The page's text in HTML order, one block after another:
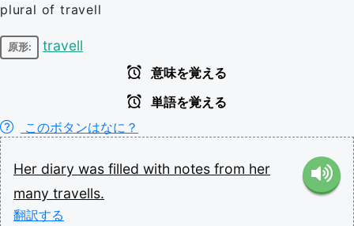
plural of travell
原形: travell
意味を覚える
単語を覚える
このボタンはなに？
Her diary was filled with notes from her
many travells.
翻訳する